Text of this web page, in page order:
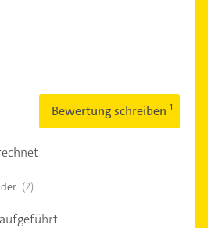
Bewertung schreiben
(2)